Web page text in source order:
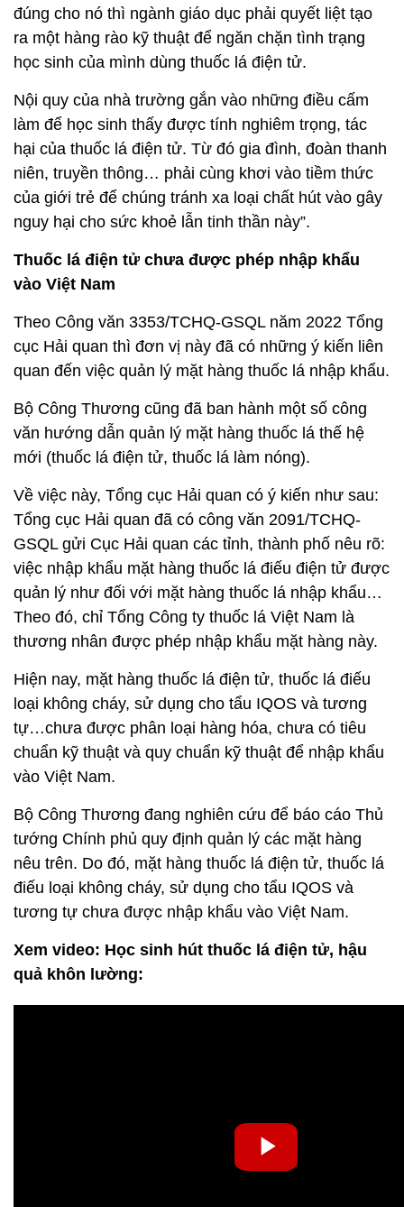
đúng cho nó thì ngành giáo dục phải quyết liệt tạo
ra một hàng rào kỹ thuật để ngăn chặn tình trạng
học sinh của mình dùng thuốc lá điện tử.
Nội quy của nhà trường gắn vào những điều cấm
làm để học sinh thấy được tính nghiêm trọng, tác
hại của thuốc lá điện tử. Từ đó gia đình, đoàn thanh
niên, truyền thông… phải cùng khơi vào tiềm thức
của giới trẻ để chúng tránh xa loại chất hút vào gây
nguy hại cho sức khoẻ lẫn tinh thần này”.
Thuốc lá điện tử chưa được phép nhập khẩu
vào Việt Nam
Theo Công văn 3353/TCHQ-GSQL năm 2022 Tổng
cục Hải quan thì đơn vị này đã có những ý kiến liên
quan đến việc quản lý mặt hàng thuốc lá nhập khẩu.
Bộ Công Thương cũng đã ban hành một số công
văn hướng dẫn quản lý mặt hàng thuốc lá thế hệ
mới (thuốc lá điện tử, thuốc lá làm nóng).
Về việc này, Tổng cục Hải quan có ý kiến như sau:
Tổng cục Hải quan đã có công văn 2091/TCHQ-
GSQL gửi Cục Hải quan các tỉnh, thành phố nêu rõ:
việc nhập khẩu mặt hàng thuốc lá điếu điện tử được
quản lý như đối với mặt hàng thuốc lá nhập khẩu…
Theo đó, chỉ Tổng Công ty thuốc lá Việt Nam là
thương nhân được phép nhập khẩu mặt hàng này.
Hiện nay, mặt hàng thuốc lá điện tử, thuốc lá điếu
loại không cháy, sử dụng cho tẩu IQOS và tương
tự…chưa được phân loại hàng hóa, chưa có tiêu
chuẩn kỹ thuật và quy chuẩn kỹ thuật để nhập khẩu
vào Việt Nam.
Bộ Công Thương đang nghiên cứu để báo cáo Thủ
tướng Chính phủ quy định quản lý các mặt hàng
nêu trên. Do đó, mặt hàng thuốc lá điện tử, thuốc lá
điếu loại không cháy, sử dụng cho tẩu IQOS và
tương tự chưa được nhập khẩu vào Việt Nam.
Xem video: Học sinh hút thuốc lá điện tử, hậu
quả khôn lường: